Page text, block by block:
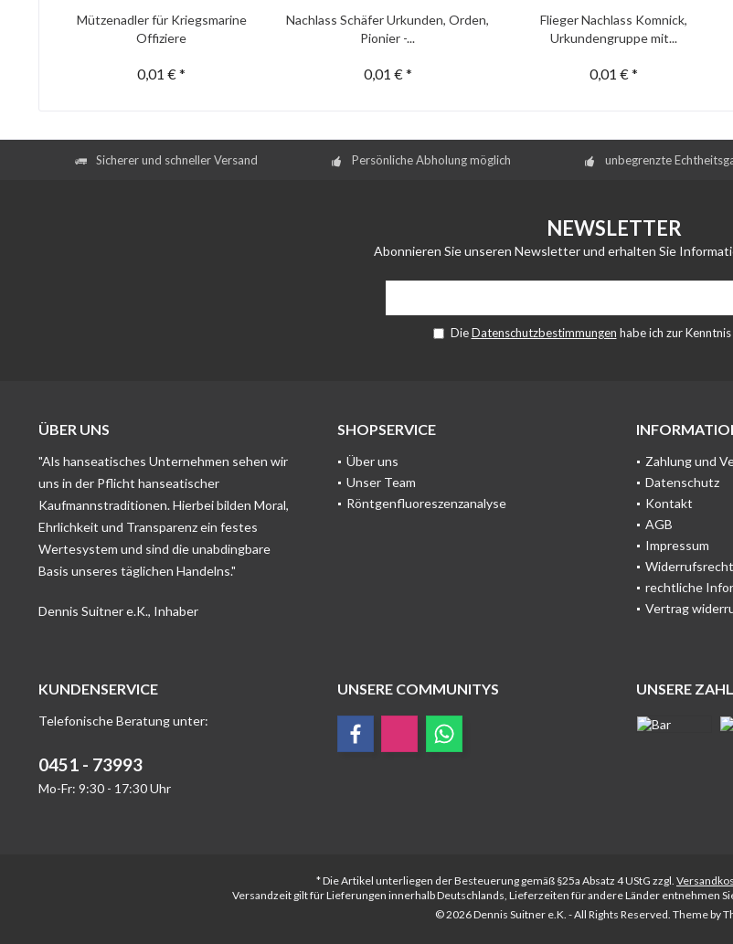
Mützenadler für Kriegsmarine
Offiziere
0,01 € *
Nachlass Schäfer Urkunden, Orden,
Pionier -...
0,01 € *
Flieger Nachlass Komnick,
Urkundengruppe mit...
0,01 € *
Sicherer und schneller Versand Persönliche Abholung möglich unbegrenzte
NEWSLETTER
Abonnieren Sie unseren Newsletter und erhalten Sie
DieDatenschutzbestimmungen habe ich zur
ÜBER UNS
"Als hanseatisches Unternehmen sehen wir
uns in der Pflicht hanseatischer
Kaufmannstraditionen. Hierbei bilden Moral,
Ehrlichkeit und Transparenz ein festes
Wertesystem und sind die unabdingbare
Basis unseres täglichen Handelns."
Dennis Suitner e.K., Inhaber
SHOPSERVICE
Über uns
Unser Team
Röntgenfluoreszenzanalyse
Zahlung und
Datenschutz
Kontakt
AGB
Impressum
Widerrufsrecht
rechtliche
Vertrag
KUNDENSERVICE
Telefonische Beratung unter:
0451 - 73993
Mo-Fr: 9:30 - 17:30 Uhr
UNSERE COMMUNITYS UNSERE
* Die Artikel unterliegen der Besteuerung gemäß §25a Absatz 4 UStG zzgl.
Versandzeit gilt für Lieferungen innerhalb Deutschlands, Lieferzeiten für andere Länder entnehmen
© 2026 Dennis Suitner e.K. - All Rights Reserved. Theme by